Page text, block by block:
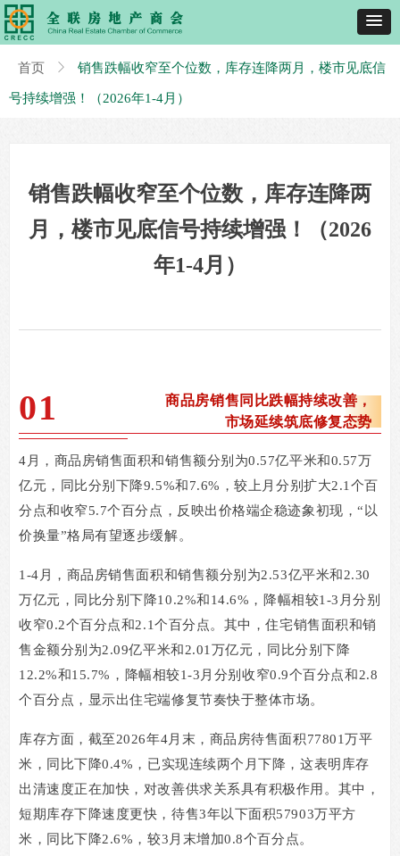
销售跌幅收窄至个位数，库存连降两
月，楼市见底信号持续增强！（2026
年1-4月）
01
商品房销售同比跌幅持续改善，
市场延续筑底修复态势
4 月，商品房销售面积和销售额分别为0.57亿平米和0.57万
亿元，同比分别下降9.5%和7.6% ，较上月分别扩大2.1 个百
分点和收窄5.7个百分点，反映出价格端企稳迹象初现，“ 以
价换量”格局有望逐步缓解。
1-4 月，商品房销售面积和销售额分别为2.53亿平米和2.30
万亿元，同比分别下降10.2%和14.6% ，降幅相较1-3 月分别
收窄0.2个百分点和2.1个百分点。其中，住宅销售面积和销
售金额分别为2.09亿平米和2.01 万亿元，同比分别下降
12.2%和15.7% ，降幅相较1-3 月分别收窄0.9个百分点和2.8
个百分点，显示出住宅端修复节奏快于整体市场。
库存方面，截至2026年4月末，商品房待售面积77801万平
米，同比下降0.4% ，已实现连续两个月下降，这表明库存
出清速度正在加快，对改善供求关系具有积极作用。其中，
短期库存下降速度更快，待售3年以下面积57903万平方
米，同比下降2.6% ，较3 月末增加0.8个百分点。
首页 ꁕ 销售跌幅收窄至个位数，库存连降两月，楼市见底信
号持续增强！（2026年1-4月）